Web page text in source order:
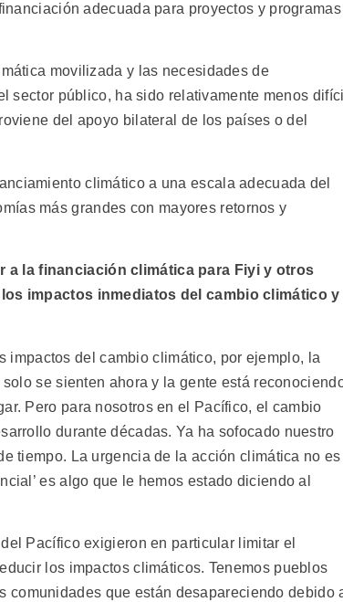
adecuada para proyectos y programas
movilizada y las necesidades de
sector público, ha sido relativamente menos
del apoyo bilateral de los países o del
climático a una escala adecuada del
más grandes con mayores retornos y
a la financiación climática para Fiyi y otros
impactos inmediatos del cambio climático y
impactos del cambio climático, por ejemplo, la
se sienten ahora y la gente está
Pero para nosotros en el Pacífico, el cambio
durante décadas. Ya ha sofocado nuestro
tiempo. La urgencia de la acción climática no es
es algo que le hemos estado diciendo al
Pacífico exigieron en particular limitar el
los impactos climáticos. Tenemos pueblos
comunidades que están desapareciendo debido